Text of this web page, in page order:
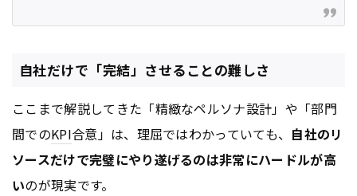
自社だけで「完結」させることの難しさ
ここまで解説してきた「精緻なペルソナ設計」や「部門
間でのKPI合意」は、理屈ではわかっていても、 自社のリ
ソースだけで完璧にやり遂げるのは非常にハードルが高
いのが現実です。